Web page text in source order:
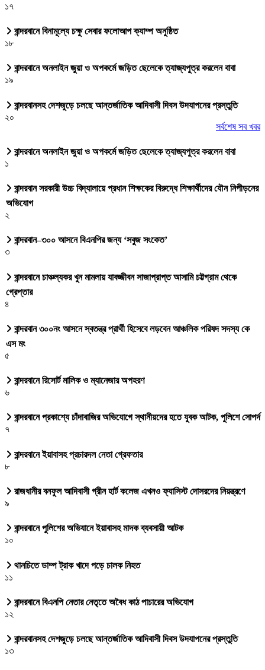
১৭
বান্দরবানে বিনামূল্যে চক্ষু সেবার ফলোআপ ক্যাম্প অনুষ্ঠিত
১৮
বান্দরবানে অনলাইন জুয়া ও অপকর্মে জড়িত ছেলেকে ত্যাজ্যপুত্র করলেন বাবা
১৯
বান্দরবানসহ দেশজুড়ে চলছে আন্তর্জাতিক আদিবাসী দিবস উদযাপনের প্রস্তুতি
২০
সর্বশেষ সব খবর
বান্দরবানে অনলাইন জুয়া ও অপকর্মে জড়িত ছেলেকে ত্যাজ্যপুত্র করলেন বাবা
১
বান্দরবান সরকারী উচ্চ বিদ্যালায়ে প্রধান শিক্ষকের বিরুদ্ধে শিক্ষার্থীদের যৌন নিপীড়নের
অভিযোগ
২
বান্দরবান–৩০০ আসনে বিএনপির জন্য ‘সবুজ সংকেত’
৩
বান্দরবানে চাঞ্চল্যকর খুন মামলায় যাবজ্জীবন সাজাপ্রাপ্ত আসামি চট্টগ্রাম থেকে
গ্রেপ্তার
৪
বান্দরবান ৩০০নং আসনে স্বতন্ত্র প্রার্থী হিসেবে লড়বেন আঞ্চলিক পরিষদ সদস্য কে
এস মং
৫
বান্দরবানে রিসোর্ট মালিক ও ম্যানেজার অপহরণ
৬
বান্দরবানে প্রকাশ্যে চাঁদাবাজির অভিযোগে স্থানীয়দের হতে যুবক আটক, পুলিশে সোপর্দ
৭
বান্দরবানে ইয়াবাসহ প্রচারদল নেতা গ্রেফতার
৮
রাজধানীর বনফুল আদিবাসী গ্রীন হার্ট কলেজ এখনও ফ্যাসিস্ট দোসরদের নিয়ন্ত্রণে
৯
বান্দরবানে পুলিশের অভিযানে ইয়াবাসহ মাদক ব্যবসায়ী আটক
১০
থানচিতে ডাম্প ট্রাক খাদে পড়ে চালক নিহত
১১
বান্দরবানে বিএনপি নেতার নেতৃতে অবৈধ কাঠ পাচারের অভিযোগ
১২
বান্দরবানসহ দেশজুড়ে চলছে আন্তর্জাতিক আদিবাসী দিবস উদযাপনের প্রস্তুতি
১৩